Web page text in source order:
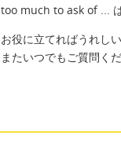
too much to ask of ...
お役に立てればうれしい
またいつでもご質問くだ